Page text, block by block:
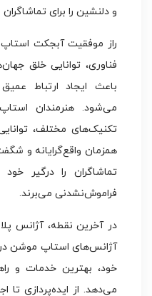
و دلنشین را برای تماشاگران
راز موفقیت آبجکت
فناوری، توانایی خلق
باعث ایجاد ارتباط
می‌شود. هنرمندان
تکنیک‌های مختلف،
همزمان واقع‌گرایانه و
تماشاگران را درگیر
فراموش‌نشدنی می‌برند.
در آخرین نقطه، آژانس
آژانس‌های استاپ موشن در
خود، بهترین خدمات و
می‌دهد. از ایده‌پردازی تا